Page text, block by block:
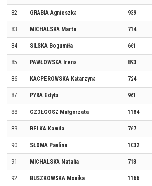
82 GRABIA Agnieszka 939
83 MICHALSKA Marta 714
84 SILSKA Bogumiła 661
85 PAWŁOWSKA Irena 893
86 KACPEROWSKA Katarzyna 724
87 PYRA Edyta 961
88 CZOŁGOSZ Małgorzata 1184
89 BELKA Kamila 767
90 SŁOMA Paulina 1032
91 MICHALSKA Natalia 713
92 BUSZKOWSKA Monika 1166